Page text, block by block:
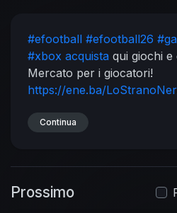
#efootball #efootball26
#xbox acquista qui giochi e
Mercato per i giocatori!
https://ene.ba/
Codice sconto: Spring
AHWh76ydVVmYTZk
Continua
Prossimo